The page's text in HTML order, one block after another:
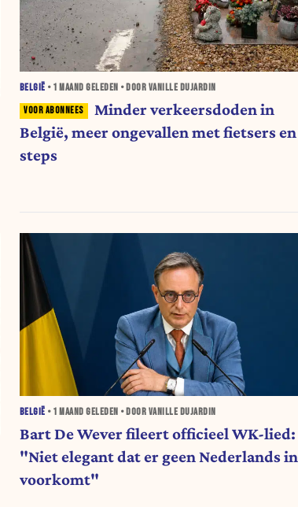
BELGIË • 1 MAAND GELEDEN • DOOR VANILLE DUJARDIN
Minder verkeersdoden in
België, meer ongevallen met fietsers en
steps
BELGIË • 1 MAAND GELEDEN • DOOR VANILLE DUJARDIN
Bart De Wever fileert officieel WK-lied:
"Niet elegant dat er geen Nederlands in
voorkomt"